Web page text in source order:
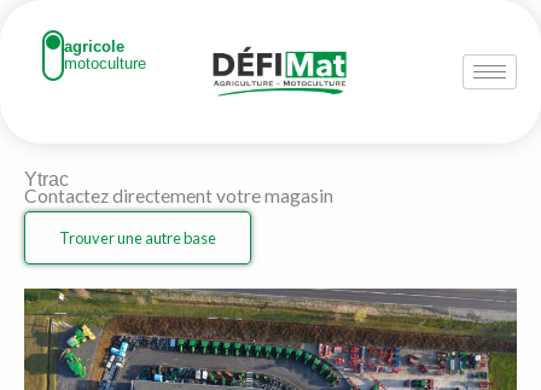
contenu
agricole
motoculture
Ytrac
Contactez directement votre magasin
Trouver une autre base